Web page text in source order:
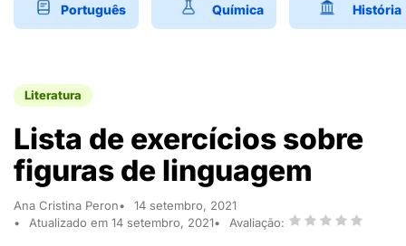
Português Química História
Literatura
Lista de exercícios sobre
figuras de linguagem
Ana Cristina Peron
14 setembro, 2021
Atualizado em 14 setembro, 2021
Avaliação: